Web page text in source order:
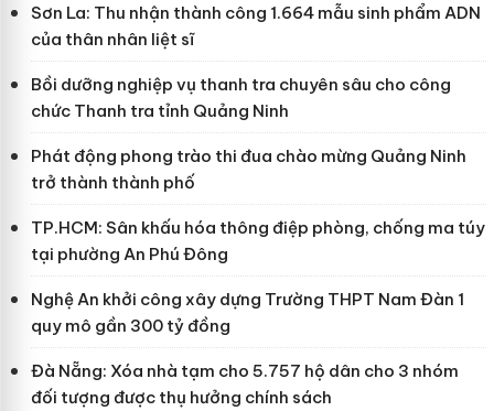
Sơn La: Thu nhận thành công 1.664 mẫu sinh phẩm ADN
của thân nhân liệt sĩ
Bồi dưỡng nghiệp vụ thanh tra chuyên sâu cho công
chức Thanh tra tỉnh Quảng Ninh
Phát động phong trào thi đua chào mừng Quảng Ninh
trở thành thành phố
TP.HCM: Sân khấu hóa thông điệp phòng, chống ma túy
tại phường An Phú Đông
Nghệ An khởi công xây dựng Trường THPT Nam Đàn 1
quy mô gần 300 tỷ đồng
Đà Nẵng: Xóa nhà tạm cho 5.757 hộ dân cho 3 nhóm
đối tượng được thụ hưởng chính sách